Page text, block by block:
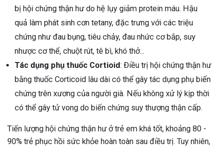
bị hội chứng thận hư do hệ lụy giảm protein máu. Hậu
quả làm phát sinh cơn tetany, đặc trưng với các triệu
chứng như đau bụng, tiêu chảy, đau nhức cơ bắp, suy
nhược cơ thể, chuột rút, tê bì, khó thở...
Tác dụng phụ thuốc Cortioid: Điều trị hội chứng thận hư
bằng thuốc Corticoid lâu dài có thể gây tác dụng phụ biến
chứng trên xương của người già. Nếu không xử lý kịp thời
có thể gây tử vong do biến chứng suy thượng thận cấp.
Tiến lượng hội chứng thận hư ở trẻ em khá tốt, khoảng 80 -
90% trẻ phục hồi sức khỏe hoàn toàn sau điều trị. Tuy nhiên,